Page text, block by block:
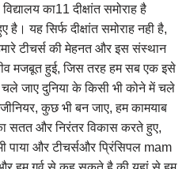
का11 दीक्षांत समोराह है
यह सिर्फ दीक्षांत समोराह नही है,
टीचर्स की मेहनत और इस संस्थान
नीव मजबूत हुई, जिस तरह हम सब एक इसे
जाए दुनिया के किसी भी कोने में चले
कुछ भी बन जाए, हम कामयाब
सतत और निरंतर विकास करते हुए,
पाया और टीचर्सऔर प्रिंसिपल mam